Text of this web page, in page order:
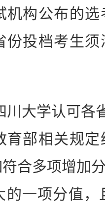
机构公布的
份投档考生
大学认可各
育部相关规
合多项增加
的一项分值